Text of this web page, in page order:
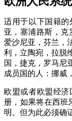
适用于以下国籍的
亚，塞浦路斯，克
爱沙尼亚，芬兰，
利，立陶宛，拉脱
国，捷克，罗马尼
成员国的人：挪威
欧盟或者欧盟经
册，如果将在西班
明。但为此必须确